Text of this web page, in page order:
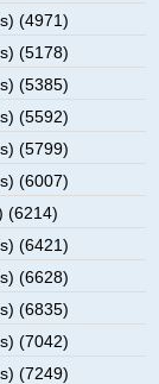
(4971)
(5178)
(5385)
(5592)
(5799)
(6007)
(6214)
(6421)
(6628)
(6835)
(7042)
(7249)